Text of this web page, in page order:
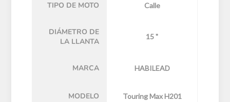
TIPO DE MOTO Calle
DIÁMETRO DE
LA LLANTA
15 "
MARCA HABILEAD
MODELO Touring Max H201